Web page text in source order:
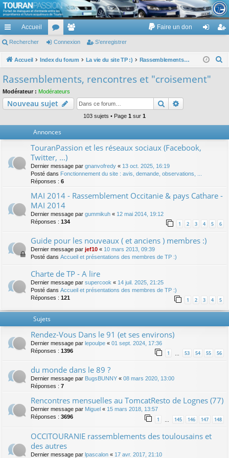
TouranPassion
Le forum des propriétaires ou futurs acquéreurs du Volkswagen Touran
cc
ès
pi
de
Accueil
or
u
e
m
Faire un don
ne nr
Rechercher Connexion S’enregistrer
Accueil Index du forum La vie du site TP :) Rassemblements, rencontres et "croisement"
c
Rassemblements, rencontres et "croisement"
Modérateur : Modérateurs
Nouveau sujet Rechercher
103 sujets • Page 1 sur 1
Annonces
TouranPassion et les réseaux sociaux (Facebook,
Twitter, ...)
Dernier message par gnanvofredy « 13 oct. 2025, 16:19
Posté dans Fonctionnement du site : avis, demande, observations, ...
Réponses : 6
MAI 2014 - Rassemblement Occitanie & pays Cathare -
MAI 2014
Dernier message par gummikuh « 12 mai 2014, 19:12
Réponses : 134 1 2 3 4 5 6
Guide pour les nouveaux ( et anciens ) membres :)
Dernier message par jef10 « 10 mars 2013, 09:39
Posté dans Accueil et présentations des membres de TP :)
Charte de TP - A lire
Dernier message par supercook « 14 juil. 2025, 21:25
Posté dans Accueil et présentations des membres de TP :)
Réponses : 121 1 2 3 4 5
Sujets
Rendez-Vous Dans le 91 (et ses environs)
Dernier message par lepoulpe « 01 sept. 2024, 17:36
Réponses : 1396 1 … 53 54 55 56
du monde dans le 89 ?
Dernier message par BugsBUNNY « 08 mars 2020, 13:00
Réponses : 7
Rencontres mensuelles au TomcatResto de Lognes (77)
Dernier message par Miguel « 15 mars 2018, 13:57
Réponses : 3696 1 145 146 147 148
OCCITOURANIE rassemblements des toulousains et
des autres
Dernier message par lpascalon « 17 avr. 2017, 21:10